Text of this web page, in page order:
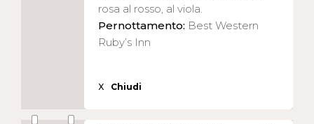
rosa al rosso, al viola.
Pernottamento: Best Western
Ruby’s Inn
X Chiudi